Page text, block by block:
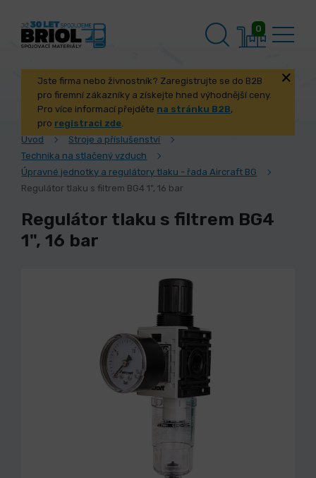
0
Jste firma nebo živnostník? Zaregistrujte se do B2B
pro firemní zákazníky a získejte hned výhodnější ceny.
Pro více informací přejděte na stránku B2B,
pro registraci zde.
Úvod
Stroje a příslušenství
Technika na stlačený vzduch
Úpravné jednotky a regulátory tlaku - řada Aircraft BG
Regulátor tlaku s filtrem BG4 1", 16 bar
Regulátor tlaku s filtrem BG4
1", 16 bar